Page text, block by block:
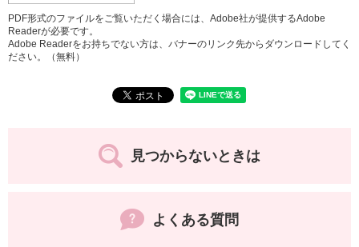
PDF形式のファイルをご覧いただく場合には、Adobe社が提供するAdobe
Readerが必要です。
Adobe Readerをお持ちでない方は、バナーのリンク先からダウンロードしてく
ださい。（無料）
見つからないときは
よくある質問